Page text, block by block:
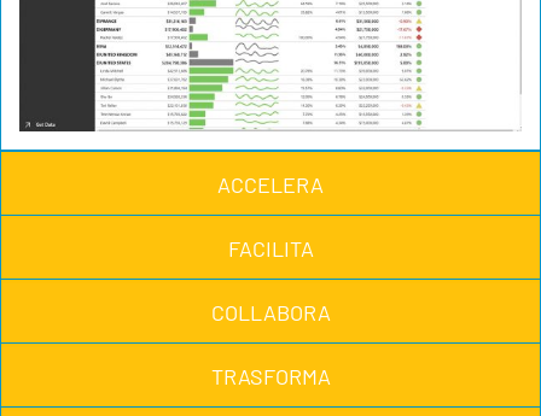
ACCELERA
FACILITA
COLLABORA
TRASFORMA